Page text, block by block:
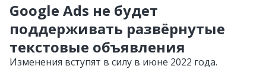
Google Ads не будет
поддерживать развёрнутые
текстовые объявления
Изменения вступят в силу в июне 2022 года.